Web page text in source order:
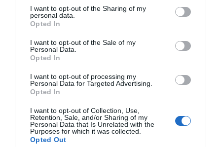
I want to opt-out of the Sharing of my
personal data.
Opted In
I want to opt-out of the Sale of my
Personal Data.
Opted In
I want to opt-out of processing my
Personal Data for Targeted Advertising.
Opted In
I want to opt-out of Collection, Use,
Retention, Sale, and/or Sharing of my
Personal Data that Is Unrelated with the
Purposes for which it was collected.
Opted Out
una respuesta eficaz y un confort óptimo. Además,
resultados clínicos
han demostrado una reducción
significativa del dolor del 66,1% en 91,3% de las
mujeres.
de Google de forma gratuita
Mantente informado con las últimas noticias de actualidad.
ACTIVAR AHORA